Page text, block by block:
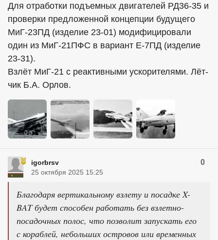
Для отработки подъемных двигателей РД36-35 и
проверки предложенной концепции будущего
МиГ-23ПД (изделие 23-01) модифицировали
один из МиГ-21ПФС в вариант Е-7ПД (изделие
23-31).
Взлёт МиГ-21 с ре­ак­тив­ны­ми уско­ри­те­ля­ми. Лёт­
чик Б.А. Ор­лов.
igorbrsv 0
25 октября 2025 15:25
Благодаря вертикальному взлету и посадке X-
BAT будет способен работать без взлетно-
посадочных полос, что позволит запускать его
с кораблей, небольших островов или временных